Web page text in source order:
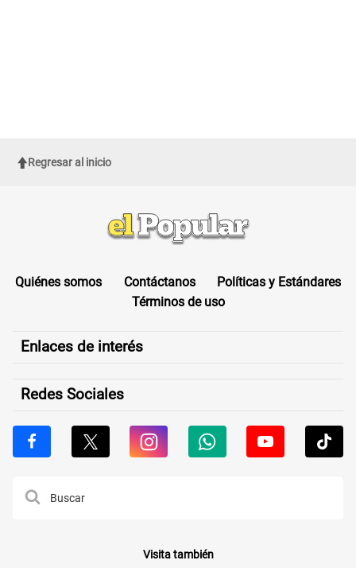
Regresar al inicio
Quiénes somos Contáctanos
Políticas y Estándares
Términos de uso
Enlaces de interés
Redes Sociales
Visita también